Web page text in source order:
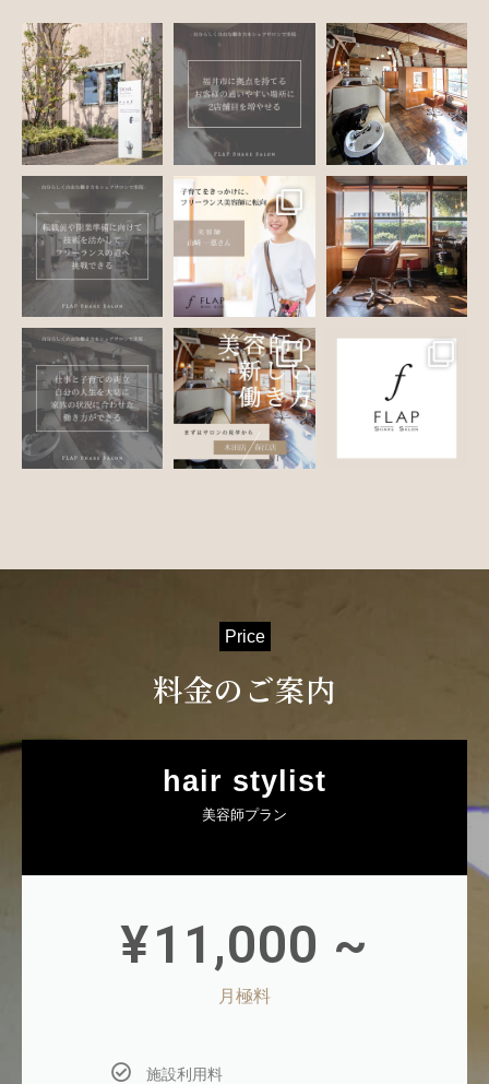
Price
料金のご案内
hair stylist
美容師プラン
¥11,000 ~
月極料
施設利用料